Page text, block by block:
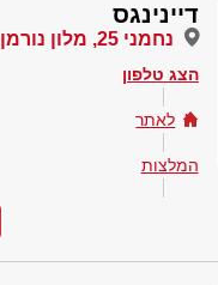
דיינינגס
נחמני 25, מלון נורמן, תל אביב
הצג טלפון
לאתר
המלצות